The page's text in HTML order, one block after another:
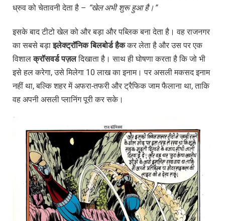
ध्रुव को चेतावनी देता है – “खेलअभीशुरूहुआहै।”
इसके बाद टीटो खेल को और बड़ा और पब्लिक बना देता है। वह राजनगर
का सबसे बड़ाइलेक्ट्रॉनिक बिलबोर्ड हैककर लेता है और उस पर एक
विशालक्रॉसवर्ड पज़लदिखाता है। साथ ही घोषणा करता है कि जो भी
इसे हल करेगा, उसे मिलेगा 10 लाख का इनाम। पर असली मकसद इनाम
नहीं था, बल्कि शहर में अफरा-तफरी और ट्रैफिक जाम फैलाना था, ताकि
वह अपनी असली प्लानिंग पूरी कर सके।